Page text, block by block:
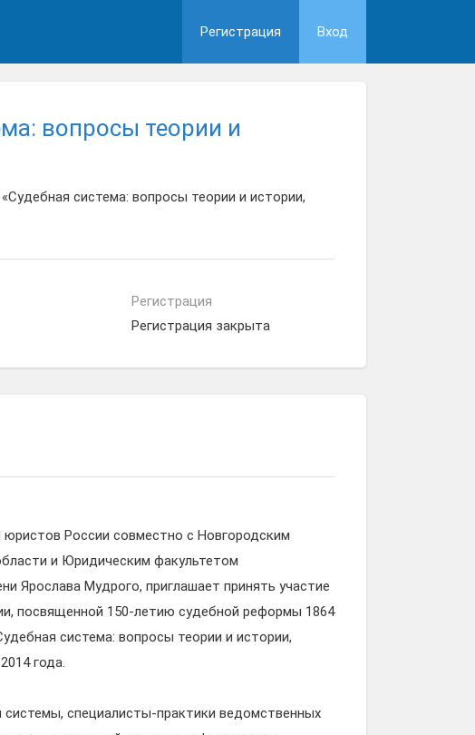
Регистрация Вход
вопросы теории и
система: вопросы теории и истории,
Регистрация
Регистрация закрыта
России совместно с Новгородским
и Юридическим факультетом
Ярослава Мудрого, приглашает принять участие
посвященной 150-летию судебной реформы 1864
система: вопросы теории и истории,
года.
специалисты-практики ведомственных